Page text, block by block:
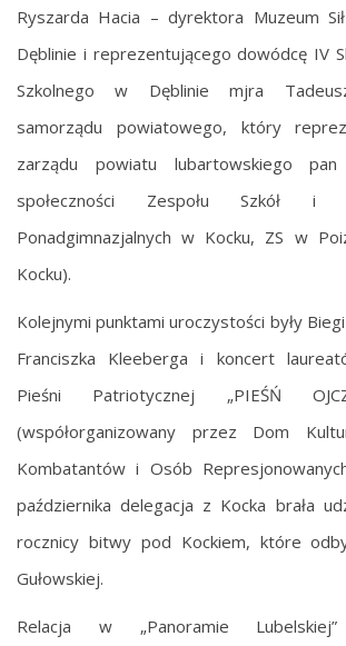
Ryszarda Hacia – dyrektora Muzeum
Dęblinie i reprezentującego dowódcę IV
Szkolnego w Dęblinie mjra
samorządu powiatowego, który
zarządu powiatu lubartowskiego pan
społeczności Zespołu Szkół i
Ponadgimnazjalnych w Kocku, ZS w
Kocku).
Kolejnymi punktami uroczystości były Biegi
Franciszka Kleeberga i koncert
Pieśni Patriotycznej „PIEŚŃ
(współorganizowany przez Dom
Kombatantów i Osób
października delegacja z Kocka brała
rocznicy bitwy pod Kockiem, które
Gułowskiej.
Relacja w „Panoramie